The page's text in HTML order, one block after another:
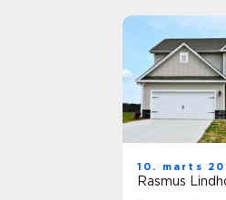
10. marts
Rasmus